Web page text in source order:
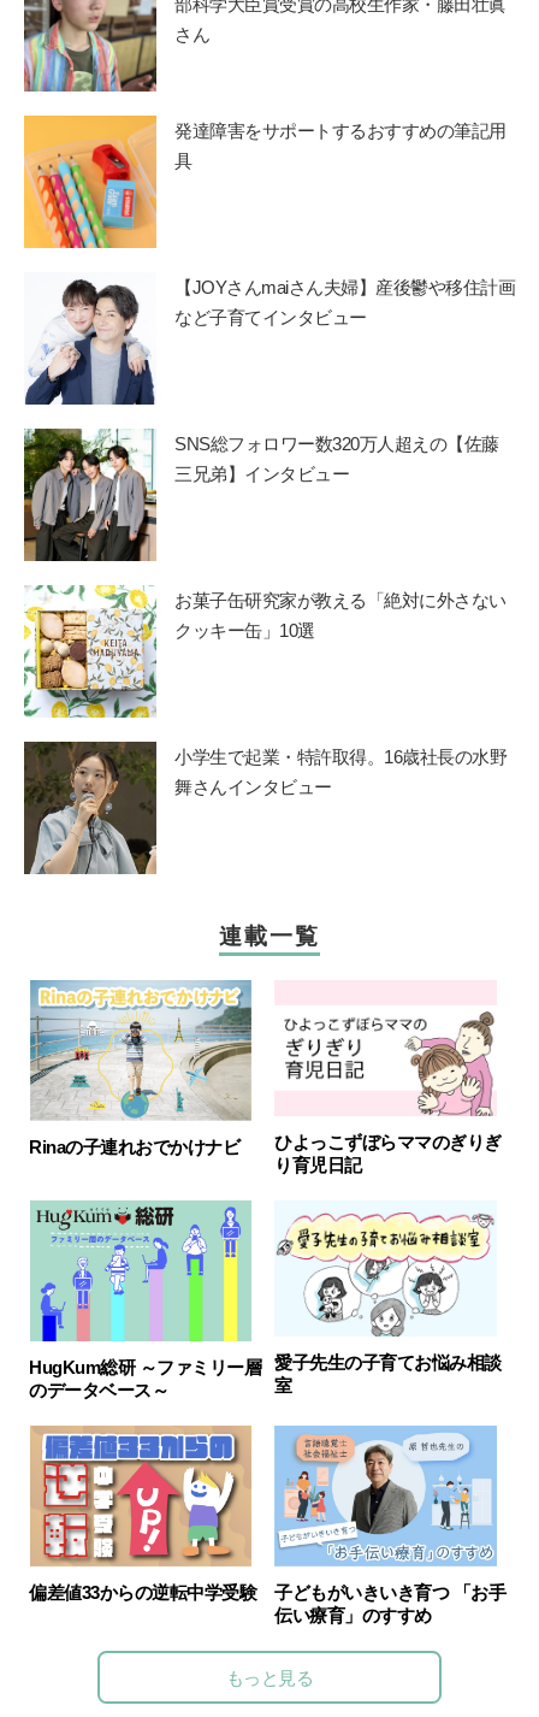
部科学大臣賞受賞の高校生作家・藤田壮眞
さん
発達障害をサポートするおすすめの筆記用
具
【JOYさんmaiさん夫婦】産後鬱や移住計画
など子育てインタビュー
SNS総フォロワー数320万人超えの【佐藤
三兄弟】インタビュー
お菓子缶研究家が教える「絶対に外さない
クッキー缶」10選
小学生で起業・特許取得。16歳社長の水野
舞さんインタビュー
連載一覧
Rinaの子連れおでかけナビ
ひよっこずぼらママのぎりぎ
り育児日記
HugKum総研 ～ファミリー層
のデータベース～
愛子先生の子育てお悩み相談
室
偏差値33からの逆転中学受験
子どもがいきいき育つ 「お手
伝い療育」のすすめ
もっと見る